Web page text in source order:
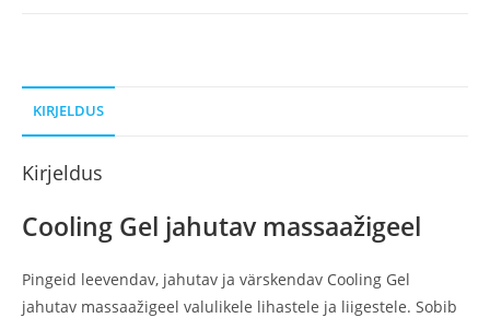
KIRJELDUS
Kirjeldus
Cooling Gel jahutav massaažigeel
Pingeid leevendav, jahutav ja värskendav Cooling Gel
jahutav massaažigeel valulikele lihastele ja liigestele. Sobib